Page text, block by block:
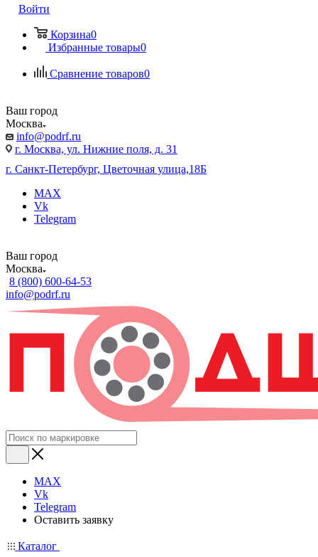
Войти
Корзина0
Избранные товары0
Сравнение товаров0
Ваш город
Москва
info@podrf.ru
г. Москва, ул. Нижние поля, д. 31
г. Санкт-Петербург, Цветочная улица,18Б
MAX
Vk
Telegram
Ваш город
Москва
8 (800) 600-64-53
info@podrf.ru
MAX
Vk
Telegram
Оставить заявку
Каталог